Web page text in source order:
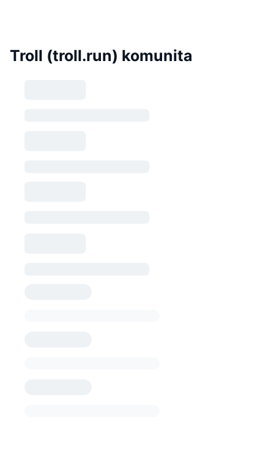
Troll (troll.run) komunita